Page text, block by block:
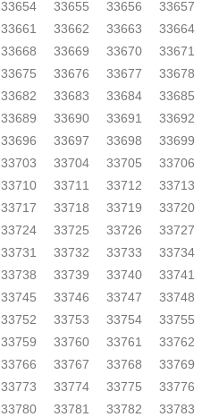
33654 33655 33656
33657
33661 33662 33663
33664
33668 33669 33670
33671
33675 33676 33677
33678
33682 33683 33684
33685
33689 33690 33691
33692
33696 33697 33698
33699
33703 33704 33705
33706
33710 33711 33712
33713
33717 33718 33719
33720
33724 33725 33726
33727
33731 33732 33733
33734
33738 33739 33740
33741
33745 33746 33747
33748
33752 33753 33754
33755
33759 33760 33761
33762
33766 33767 33768
33769
33773 33774 33775
33776
33780 33781 33782
33783